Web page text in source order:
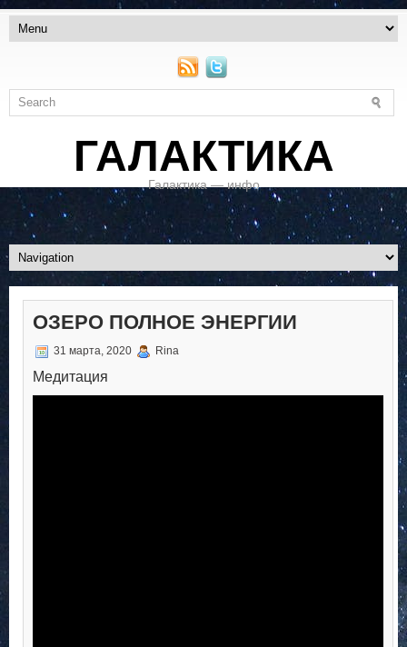
ГАЛАКТИКА
Галактика — инфо
ОЗЕРО ПОЛНОЕ ЭНЕРГИИ
31 марта, 2020 Rina
Медитация